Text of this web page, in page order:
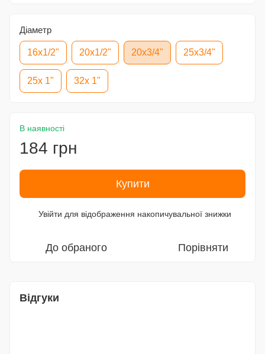
Діаметр
16x1/2" 20x1/2" 20x3/4" 25x3/4"
25x 1" 32x 1"
В наявності
184 грн
Купити
Увійти для відображення накопичувальної знижки
До обраного Порівняти
Відгуки